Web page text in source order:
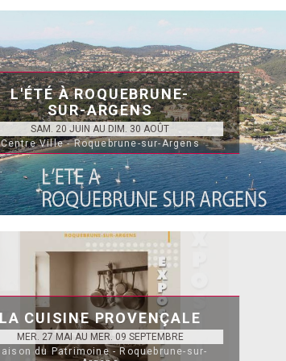
L'ÉTÉ À ROQUEBRUNE-
SUR-ARGENS
SAM. 20 JUIN AU DIM. 30 AOÛT
Centre Ville - Roquebrune-sur-Argens
CUISINE PROVENÇALE
MER. 27 MAI AU MER. 09 SEPTEMBRE
du Patrimoine - Roquebrune-sur-